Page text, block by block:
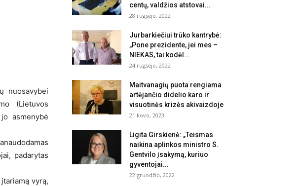
nuosavybei
(Lietuvos
asmenybė
padarytas
vyrą,
centų, valdžios atstovai...
28 rugsėjo, 2022
Jurbarkiečiui trūko kantrybė:
„Pone prezidente, jei mes –
NIEKAS, tai kodėl...
24 rugsėjo, 2022
Maitvanagių puota rengiama
artėjančio didelio karo ir
visuotinės krizės akivaizdoje
21 kovo, 2023
Ligita Girskienė: „Teismas
naikina aplinkos ministro S.
Gentvilo įsakymą, kuriuo
gyventojai...
22 gruodžio, 2022